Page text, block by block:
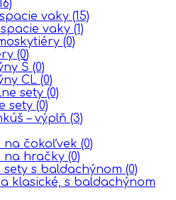
vaky (15)
spacie vaky (1)
(0)
(0)
Š (0)
CL (0)
sety (0)
sety (0)
– výplň (3)
na čokoľvek (0)
na hračky (0)
sety s baldachýnom (0)
a klasické, s baldachýnom